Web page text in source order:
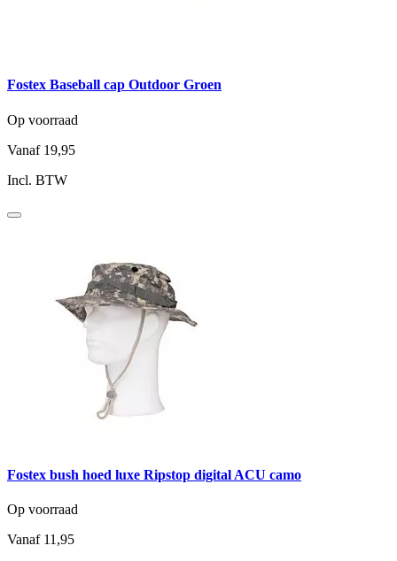
Fostex Baseball cap Outdoor Groen
Op voorraad
Vanaf 19,95
Incl. BTW
Fostex bush hoed luxe Ripstop digital ACU camo
Op voorraad
Vanaf 11,95